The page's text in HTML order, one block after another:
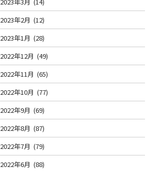
2023年2月 (12)
2023年1月 (28)
2022年12月 (49)
2022年11月 (65)
2022年10月 (77)
2022年9月 (69)
2022年8月 (87)
2022年7月 (79)
2022年6月 (88)